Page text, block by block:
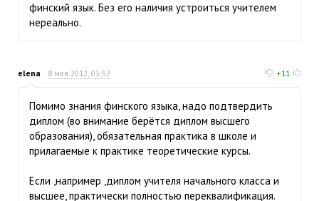
финский язык. Без его наличия устроиться учителем
нереально.
elena 8 мая 2012, 03:57 +11
Помимо знания финского языка, надо подтвердить
диплом (во внимание берётся диплом высшего
образования), обязательная практика в школе и
прилагаемые к практике теоретические курсы.
Если ,например ,диплом учителя начального класса и
высшее, практически полностью переквалификация.